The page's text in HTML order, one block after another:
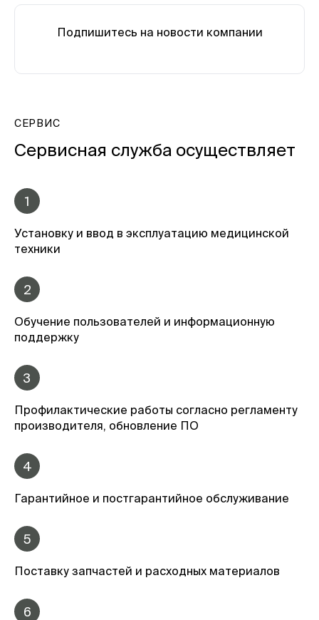
Подпишитесь на новости компании
СЕРВИС
Сервисная служба осуществляет
1
Установку и ввод в эксплуатацию медицинской
техники
2
Обучение пользователей и информационную
поддержку
3
Профилактические работы согласно регламенту
производителя, обновление ПО
4
Гарантийное и постгарантийное обслуживание
5
Поставку запчастей и расходных материалов
6